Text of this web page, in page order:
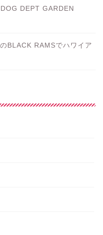
DEPT GARDEN
BLACK RAMSでハワイア